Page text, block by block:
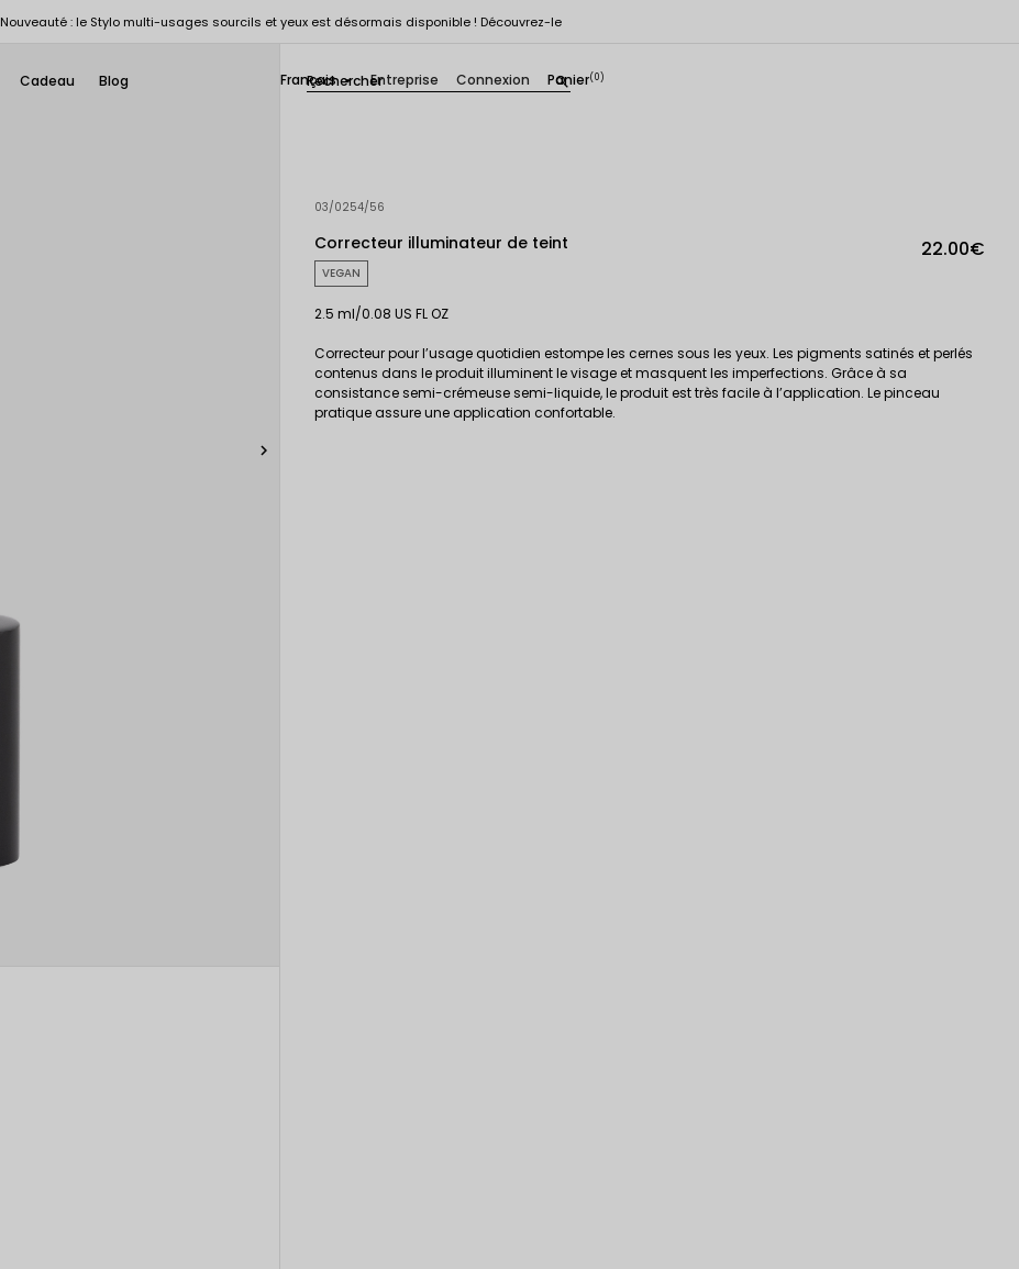
Nouveauté : le Stylo multi-usages sourcils et yeux est désormais disponible ! Découvrez-le
Cadeau Blog search
Français  Entreprise Connexion Panier(0)

03/0254/56
Correcteur illuminateur de teint 22.00€
VEGAN
2.5 ml/0.08 US FL OZ
Correcteur pour l’usage quotidien estompe les cernes sous les yeux. Les pigments satinés et perlés
contenus dans le produit illuminent le visage et masquent les imperfections. Grâce à sa
consistance semi-crémeuse semi-liquide, le produit est très facile à l’application. Le pinceau
pratique assure une application confortable.